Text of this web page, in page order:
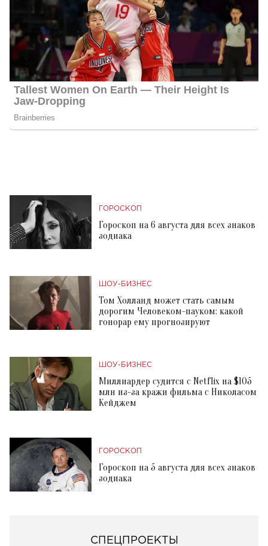
ГОРОСКОП
Гороскоп на 6 августа для всех знаков
зодиака
ШОУ-БИЗНЕС
Том Холланд может стать самым
дорогим Человеком-пауком: какой
гонорар ему прогнозируют
ШОУ-БИЗНЕС
Миллиардер судится с Netflix на $105
млн из-за кражи фильма с Николасом
Кейджем
ГОРОСКОП
Гороскоп на 5 августа для всех знаков
зодиака
СПЕЦПРОЕКТЫ